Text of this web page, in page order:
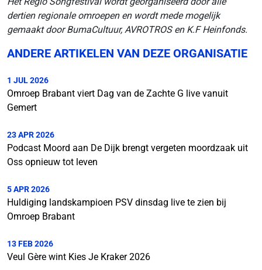
dertien regionale omroepen en wordt mede mogelijk
gemaakt door BumaCultuur, AVROTROS en K.F Heinfonds.
ANDERE ARTIKELEN VAN DEZE ORGANISATIE
1 JUL 2026
Omroep Brabant viert Dag van de Zachte G live vanuit
Gemert
23 APR 2026
Podcast Moord aan De Dijk brengt vergeten moordzaak uit
Oss opnieuw tot leven
5 APR 2026
Huldiging landskampioen PSV dinsdag live te zien bij
Omroep Brabant
13 FEB 2026
Veul Gère wint Kies Je Kraker 2026